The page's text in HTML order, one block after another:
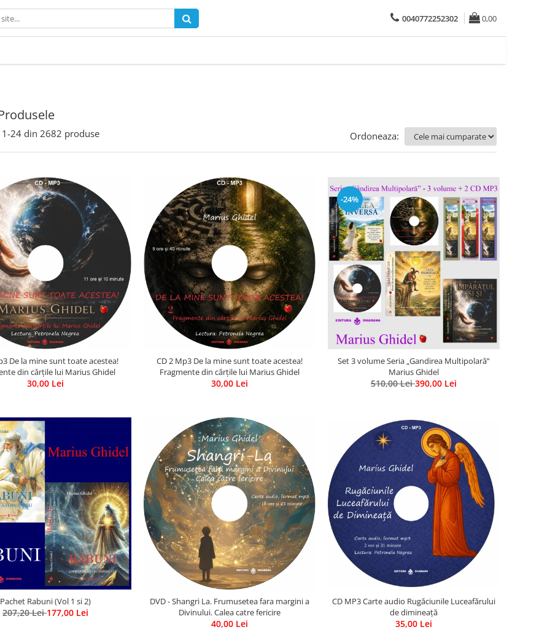
0040772252302 0,00
1-24 din 2682 produse Ordoneaza:
De la mine sunt toate acestea!
din cărțile lui Marius Ghidel
30,00 Lei
CD 2 Mp3 De la mine sunt toate acestea!
Fragmente din cărțile lui Marius Ghidel
30,00 Lei
-24%
Set 3 volume Seria „Gandirea Multipolară”
Marius Ghidel
510,00 Lei390,00 Lei
Pachet Rabuni (Vol 1 si 2)
207,20 Lei177,00 Lei
DVD - Shangri La. Frumusetea fara margini a
Divinului. Calea catre fericire
40,00 Lei
CD MP3 Carte audio Rugăciunile Luceafărului
de dimineață
35,00 Lei